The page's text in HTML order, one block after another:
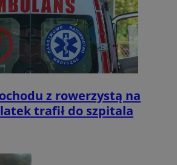
z rowerzystą na
trafił do szpitala